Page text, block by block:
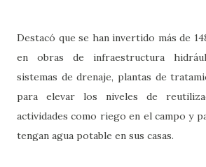
Destacó que se han invertido más de
en obras de infraestructura
sistemas de drenaje, plantas de
para elevar los niveles de
actividades como riego en el campo y
tengan agua potable en sus casas.